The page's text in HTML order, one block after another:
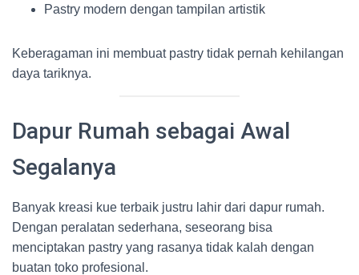
Pastry modern dengan tampilan artistik
Keberagaman ini membuat pastry tidak pernah kehilangan
daya tariknya.
Dapur Rumah sebagai Awal
Segalanya
Banyak kreasi kue terbaik justru lahir dari dapur rumah.
Dengan peralatan sederhana, seseorang bisa
menciptakan pastry yang rasanya tidak kalah dengan
buatan toko profesional.